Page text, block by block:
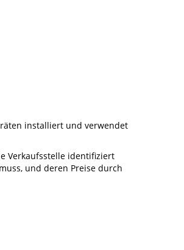
installiert und verwendet
Verkaufsstelle identifiziert
und deren Preise durch